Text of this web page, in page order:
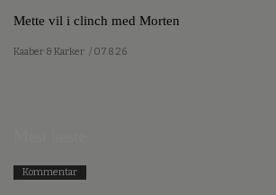
Mette vil i clinch med Morten
Kaaber & Karker / 07.8.26
Kommentar